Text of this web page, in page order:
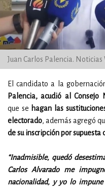
Juan Carlos Palencia. Noticias
El candidato a la
Palencia, acudió al Consejo
que se hagan las
electorado, además agregó
de su inscripción por
“Inadmisible, quedó
Carlos Alvarado me
nacionalidad, y yo lo